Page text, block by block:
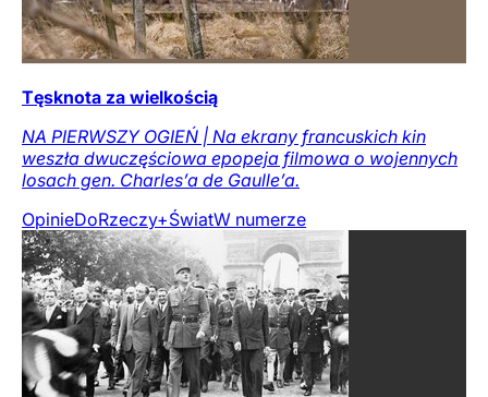
Tęsknota za wielkością
NA PIERWSZY OGIEŃ | Na ekrany francuskich kin
weszła dwuczęściowa epopeja filmowa o wojennych
losach gen. Charles’a de Gaulle’a.
OpinieDoRzeczy+ŚwiatW numerze